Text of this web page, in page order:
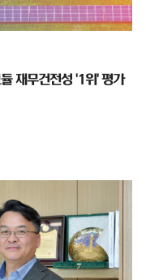
재무건전성 '1위' 평가